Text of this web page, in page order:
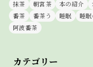
抹茶
朝宮茶 本の紹介
番茶
番茶う 睡眠 睡
阿波番茶
カテゴリー